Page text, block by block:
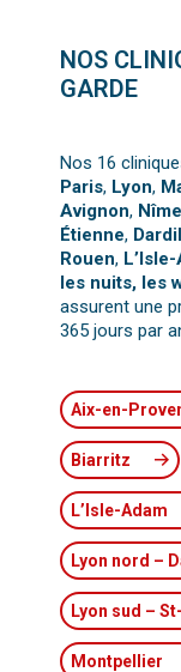
NOS
GARDE
Nos 16
Paris, Lyon,
Avignon,
Étienne,
Rouen,
les nuits, les
assurent une
365 jours par
Aix-en-
Biarritz
L’Isle-Adam
Lyon nord –
Lyon sud –
Montpellier